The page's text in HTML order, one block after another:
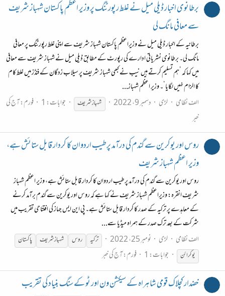
برطانوی اخبار ڈیلی میل نے غلط رپورٹنگ پر وزیر اعظم پاکستان شہباز شریف
سے معافی مانگ لی
برطانیہ کے اخبار ڈیلی میل نے وزیراعظم پاکستان شہباز شریف سے اپنی غلط رپورٹنگ پر معافی
مانگ لی۔ برطانوی نشریاتی ادارے کی رپورٹ کے مطابق ڈیلی میل نے شہباز شریف سے معافی
میں کہا کہ ’ہم تسلیم کرتے ہیں نیب نے کبھی شہباز شریف پر سیلاب زدگان کے فنڈز میں غلط کام
کا الزام نہیں لگایا‘۔ وزیر اعظم شہباز...
الف نظامی
لڑی دسمبر 9، 2022 شہبازشریف جوابات: 1 فورم:آج کی
خبر
روس اور یوکرین سے گندم کی درآمد پرطیب اردوان کا کردار قابل ستائش ہے،
وزیر اعظم شہباز شریف
روس اور یوکرین سے گندم کی درآمد پرطیب اردوان کا کردار قابل ستائش ہے، وزیر اعظم شہباز
شریف انقرہ: وزیراعظم شہباز شریف نے کہا ہے کہ روس اور یوکرین سے گندم برآمد کرنے
کے معاہدے پر ترکیہ کے صدر کا کردار قابل ستائش ہے۔ پی این ایس جہاز کی افتتاحی تقریب میں
شرکت کے بعد ترک صدر کے ہمراہ میڈیا سے...
الف نظامی
لڑی نومبر 25، 2022 ترکیہ روس شہبازشریف
پاکستان
یوکرائن
جوابات: 1 فورم:آج کی خبر
خضدار کچلاک قومی شاہراہ کے سیکشن ون اور ٹو کے سنگ بنیاد کی تقریب